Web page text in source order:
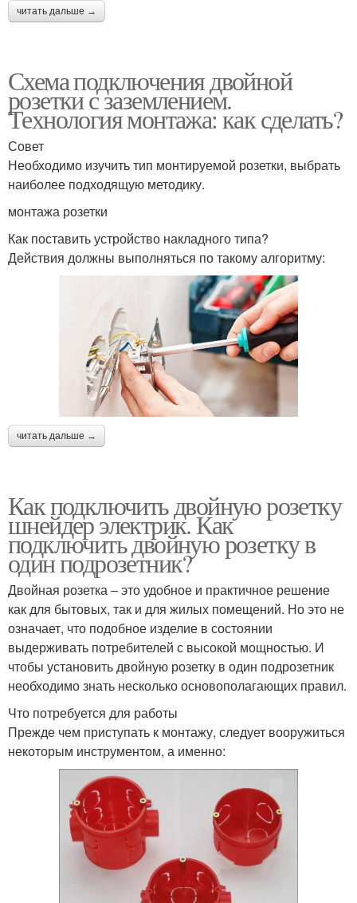
читать дальше →
Схема подключения двойной
розетки с заземлением.
Технология монтажа: как сделать?
Совет
Необходимо изучить тип монтируемой розетки, выбрать
наиболее подходящую методику.
монтажа розетки
Как поставить устройство накладного типа?
Действия должны выполняться по такому алгоритму:
читать дальше →
Как подключить двойную розетку
шнейдер электрик. Как
подключить двойную розетку в
один подрозетник?
Двойная розетка – это удобное и практичное решение
как для бытовых, так и для жилых помещений. Но это не
означает, что подобное изделие в состоянии
выдерживать потребителей с высокой мощностью. И
чтобы установить двойную розетку в один подрозетник
необходимо знать несколько основополагающих правил.
Что потребуется для работы
Прежде чем приступать к монтажу, следует вооружиться
некоторым инструментом, а именно: